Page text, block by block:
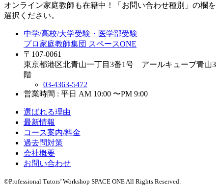
オンライン家庭教師 も在籍中！「お問い合わせ種別」の欄を
選択ください。
中学/高校/大学受験・医学部受験
プロ家庭教師集団 スペースONE
〒107-0061
東京都港区北青山一丁目3番1号 アールキューブ青山3
階
03-4363-5472
営業時間 : 平日 AM 10:00 〜PM 9:00
選ばれる理由
最新情報
コース案内/料金
過去問対策
会社概要
お問い合わせ
©Professional Tutors’ Workshop SPACE ONE All Rights Reserved.